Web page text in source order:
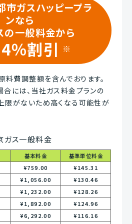
市ガスハッピープラ
ンなら
の一般料金から
％割引 ※
料費調整額を含んでおります。
には、当社ガス料金プランの
限がないため高くなる可能性が
ガス一般料金
基本料金
基準単位料金
¥759.00
¥145.31
¥1,056.00
¥130.46
¥1,232.00
¥128.26
¥1,892.00
¥124.96
¥6,292.00
¥116.16